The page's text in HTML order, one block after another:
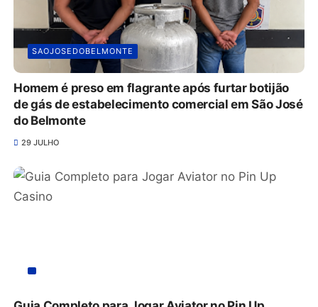
SAOJOSEDOBELMONTE
Homem é preso em flagrante após furtar botijão
de gás de estabelecimento comercial em São José
do Belmonte
29 JULHO